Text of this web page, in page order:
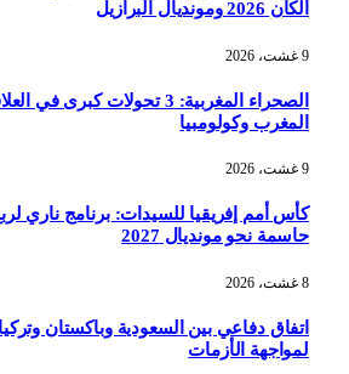
الكان 2026 ومونديال البرازيل
9 غشت، 2026
الصحراء المغربية: 3 تحولات
المغرب وكولومبيا
9 غشت، 2026
كأس أمم إفريقيا للسيدات: برنامج ناري
حاسمة نحو مونديال 2027
8 غشت، 2026
لمواجهة الأزمات